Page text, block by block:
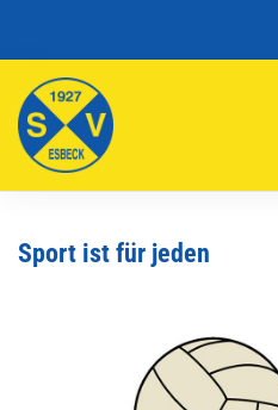
Sport ist für jeden